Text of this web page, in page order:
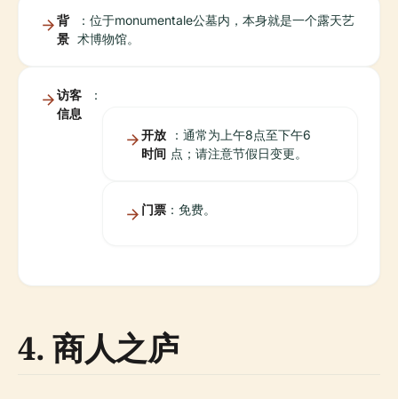
背
景
：位于monumentale公墓内，本身就是一个露天艺
术博物馆。
访客
信息
：
开放
时间
：通常为上午8点至下午6
点；请注意节假日变更。
门票：免费。
4. 商人之庐